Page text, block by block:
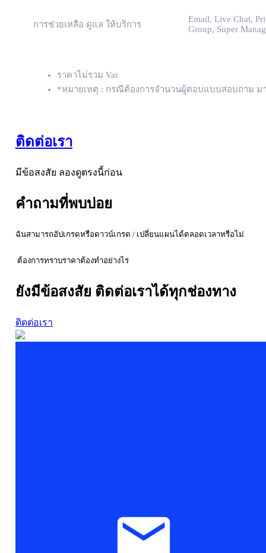
การช่วยเหลือ ดูแล ให้บริการ
Email, Live Chat,
Group, Super
ราคาไม่รวม Vat
*หมายเหตุ : กรณีต้องการจำนวนผู้ตอบแบบสอบถาม ม
ติดต่อเรา
มีข้อสงสัย ลองดูตรงนี้ก่อน
คำถามที่พบบ่อย
ฉันสามารถอัปเกรดหรือดาวน์เกรด / เปลี่ยนแผนได้ตลอดเวลาหรือไม่
ต้องการทราบราคาต้องทำอย่างไร
ยังมีข้อสงสัย ติดต่อเราได้ทุกช่องทาง
ติดต่อเรา